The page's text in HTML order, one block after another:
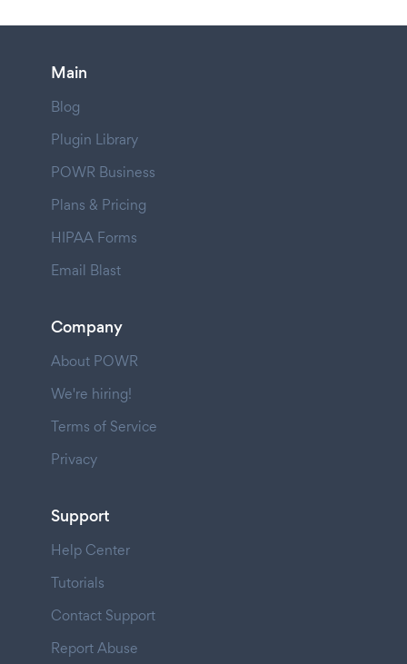
Main
Blog
Plugin Library
POWR Business
Plans & Pricing
HIPAA Forms
Email Blast
Company
About POWR
We're hiring!
Terms of Service
Privacy
Support
Help Center
Tutorials
Contact Support
Report Abuse